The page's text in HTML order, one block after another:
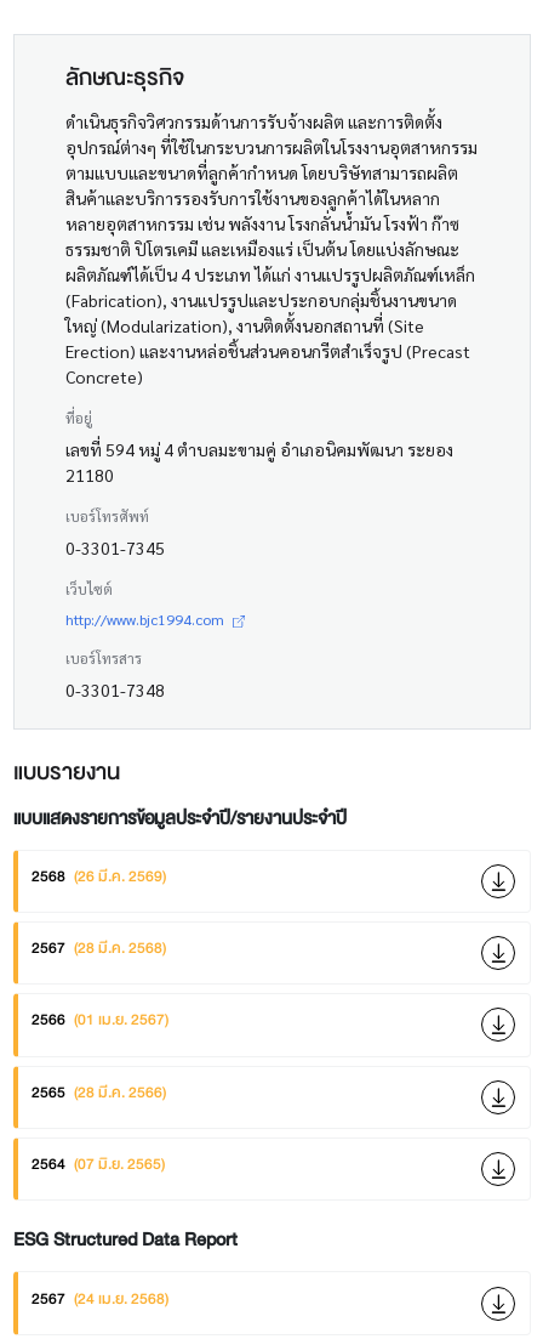
ลักษณะธุรกิจ
ดำเนินธุรกิจวิศวกรรมด้านการรับจ้างผลิต และการติดตั้ง
อุปกรณ์ต่างๆ ที่ใช้ในกระบวนการผลิตในโรงงานอุตสาหกรรม
ตามแบบและขนาดที่ลูกค้ากำหนด โดยบริษัทสามารถผลิต
สินค้าและบริการรองรับการใช้งานของลูกค้าได้ในหลาก
หลายอุตสาหกรรม เช่น พลังงาน โรงกลั่นน้ำมัน โรงฟ้า ก๊าซ
ธรรมชาติ ปิโตรเคมี และเหมืองแร่ เป็นต้น โดยแบ่งลักษณะ
ผลิตภัณฑ์ได้เป็น 4 ประเภท ได้แก่ งานแปรรูปผลิตภัณฑ์เหล็ก
(Fabrication), งานแปรรูปและประกอบกลุ่มชิ้นงานขนาด
ใหญ่ (Modularization), งานติดตั้งนอกสถานที่ (Site
Erection) และงานหล่อชิ้นส่วนคอนกรีตสำเร็จรูป (Precast
Concrete)
ที่อยู่
เลขที่ 594 หมู่ 4 ตำบลมะขามคู่ อำเภอนิคมพัฒนา ระยอง
21180
เบอร์โทรศัพท์
0-3301-7345
เว็บไซต์
http://www.bjc1994.com
เบอร์โทรสาร
0-3301-7348
แบบรายงาน
แบบแสดงรายการข้อมูลประจำปี/รายงานประจำปี
2568 (26 มี.ค. 2569)
2567 (28 มี.ค. 2568)
2566 (01 เม.ย. 2567)
2565 (28 มี.ค. 2566)
2564 (07 มิ.ย. 2565)
ESG Structured Data Report
2567 (24 เม.ย. 2568)